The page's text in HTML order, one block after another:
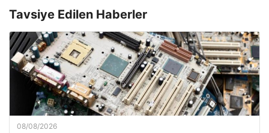
Tavsiye Edilen Haberler
08/08/2026